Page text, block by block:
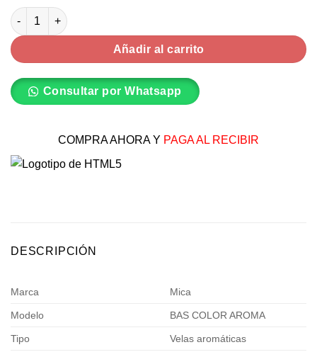
Velas aromaticas cantidad
Añadir al carrito
Consultar por Whatsapp
COMPRA AHORA Y PAGA AL RECIBIR
DESCRIPCIÓN
Marca Mica
Modelo BAS COLOR AROMA
Tipo Velas aromáticas